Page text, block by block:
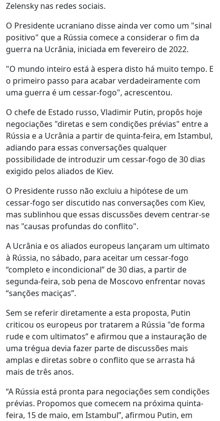
Zelensky nas redes sociais.
O Presidente ucraniano disse ainda ver como um "sinal
positivo" que a Rússia comece a considerar o fim da
guerra na Ucrânia, iniciada em fevereiro de 2022.
"O mundo inteiro está à espera disto há muito tempo. E
o primeiro passo para acabar verdadeiramente com
uma guerra é um cessar-fogo", acrescentou.
O chefe de Estado russo, Vladimir Putin, propôs hoje
negociações "diretas e sem condições prévias" entre a
Rússia e a Ucrânia a partir de quinta-feira, em Istambul,
adiando para essas conversações qualquer
possibilidade de introduzir um cessar-fogo de 30 dias
exigido pelos aliados de Kiev.
O Presidente russo não excluiu a hipótese de um
cessar-fogo ser discutido nas conversações com Kiev,
mas sublinhou que essas discussões devem centrar-se
nas "causas profundas do conflito".
A Ucrânia e os aliados europeus lançaram um ultimato
à Rússia, no sábado, para aceitar um cessar-fogo
“completo e incondicional” de 30 dias, a partir de
segunda-feira, sob pena de Moscovo enfrentar novas
“sanções maciças”.
Sem se referir diretamente a esta proposta, Putin
criticou os europeus por tratarem a Rússia "de forma
rude e com ultimatos” e afirmou que a instauração de
uma trégua devia fazer parte de discussões mais
amplas e diretas sobre o conflito que se arrasta há
mais de três anos.
“A Rússia está pronta para negociações sem condições
prévias. Propomos que comecem na próxima quinta-
feira, 15 de maio, em Istambul”, afirmou Putin, em